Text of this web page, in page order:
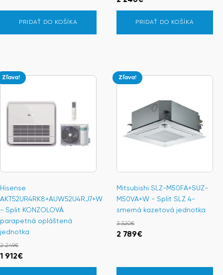
1
PRIDAŤ DO KOŠÍKA
cena
bola:
2
cena
je:
2
PRIDAŤ DO KOŠÍKA
Zľava!
Hisense
AKT52UR4RK8+AUW52U4RJ7+W
- Split KONZOLOVÁ
parapetná opláštená
jednotka
2 249€
Pôvodná
cena
1 912€Aktuálna
cena
Zľava!
Mitsubishi SLZ-M50FA+SUZ-
M50VA+W - Split SLZ 4-
smerná kazetová jednotka
3 320€
Pôvodná
2 789€Aktuálna